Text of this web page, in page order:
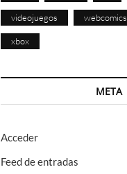
videojuegos webcomics
xbox
META
Acceder
Feed de entradas